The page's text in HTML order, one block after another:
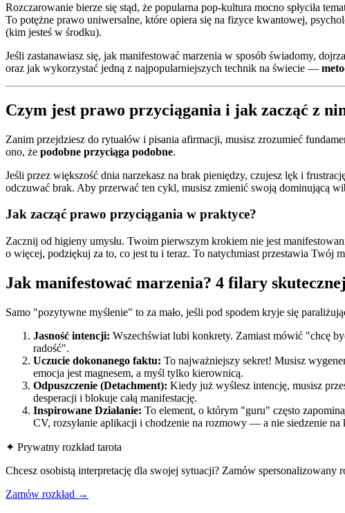
Rozczarowanie bierze się stąd, że popularna pop-kultura mocno spłyciła
To potężne prawo uniwersalne, które opiera się na fizyce kwantowej,
(kim jesteś w środku).
Jeśli zastanawiasz się, jak manifestować marzenia w sposób świadomy,
oraz jak wykorzystać jedną z najpopularniejszych technik na świecie —
Czym jest prawo przyciągania i jak zacząć z
Zanim przejdziesz do rytuałów i pisania afirmacji, musisz zrozumieć
ono, że podobne przyciąga podobne.
Jeśli przez większość dnia narzekasz na brak pieniędzy, czujesz lęk i
odczuwać brak. Aby przerwać ten cykl, musisz zmienić swoją dominującą
Jak zacząć prawo przyciągania w praktyce?
Zacznij od higieny umysłu. Twoim pierwszym krokiem nie jest
o więcej, podziękuj za to, co jest tu i teraz. To natychmiast przestawia Twój
Jak manifestować marzenia? 4 filary
Samo "pozytywne myślenie" to za mało, jeśli pod spodem kryje się
Jasność intencji: Wszechświat lubi konkrety. Zamiast mówić "chcę
radość".
Uczucie dokonanego faktu: To najważniejszy sekret! Musisz
emocja jest magnesem, a myśl tylko kierownicą.
Odpuszczenie (Detachment): Kiedy już wyślesz intencję, musisz
desperacji i blokuje całą manifestację.
Inspirowane Działanie: To element, o którym "guru" często
CV, rozsyłanie aplikacji i chodzenie na rozmowy — a nie siedzenie na
✦ Prywatny rozkład tarota
Chcesz osobistą interpretację dla swojej sytuacji? Zamów spersonalizowany
Zamów rozkład →